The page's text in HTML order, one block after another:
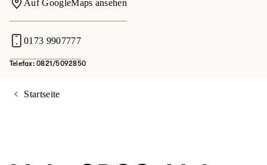
Auf GoogleMaps ansehen
0173 9907777
Telefax: 0821/5092850
Startseite